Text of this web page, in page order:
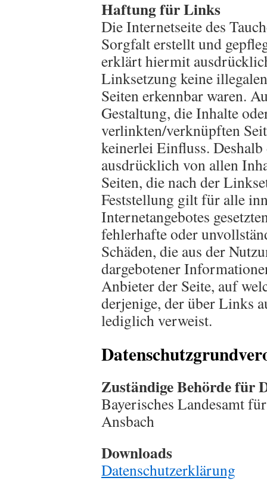
Haftung für Links
Die Internetseite des
Sorgfalt erstellt und
erklärt hiermit
Linksetzung keine
Seiten erkennbar waren.
Gestaltung, die Inhalte
verlinkten/verknüpften
keinerlei Einfluss.
ausdrücklich von allen
Seiten, die nach der
Feststellung gilt für alle
Internetangebotes
fehlerhafte oder
Schäden, die aus der
dargebotener
Anbieter der Seite, auf
derjenige, der über Links
lediglich verweist.
Zuständige Behörde für
Bayerisches Landesamt
Ansbach
Downloads
Datenschutzerklärung